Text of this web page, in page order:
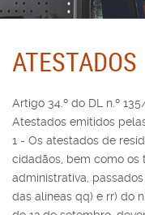
ATESTADOS
Artigo 34.º do DL n.º
Atestados emitidos
1 - Os atestados de
cidadãos, bem como os
administrativa,
das alíneas qq) e rr) do